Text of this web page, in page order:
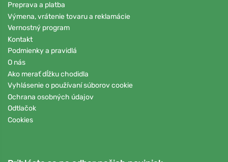
Preprava a platba
Výmena, vrátenie tovaru a reklamácie
Vernostný program
Kontakt
Podmienky a pravidlá
O nás
Ako merať dĺžku chodidla
Vyhlásenie o používaní súborov cookie
Ochrana osobných údajov
Odtlačok
Cookies